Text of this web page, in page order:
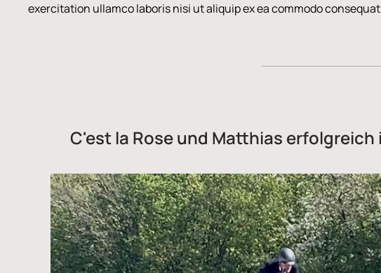
exercitation ullamco laboris nisi ut aliquip ex ea commodo
C'est la Rose und Matthias erfolgreich